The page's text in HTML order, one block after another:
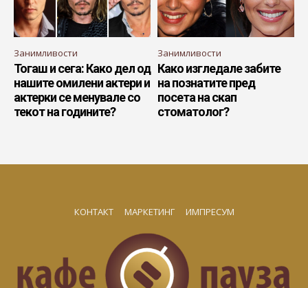
Занимливости
Тогаш и сега: Како дел од
нашите омилени актери и
актерки се менувале со
текот на годините?
Занимливости
Како изгледале забите
на познатите пред
посета на скап
стоматолог?
КОНТАКТ МАРКЕТИНГ ИМПРЕСУМ